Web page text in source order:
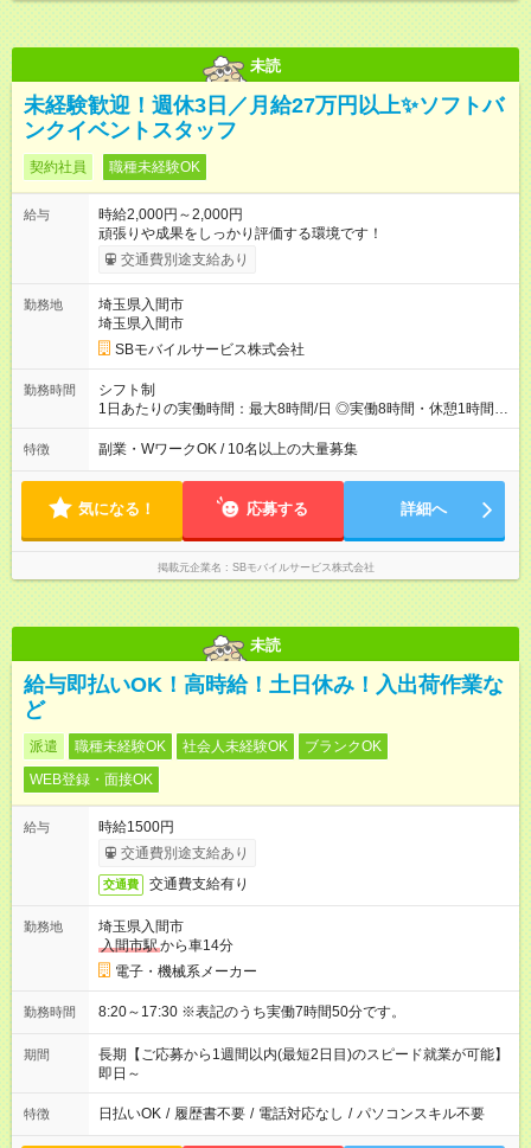
未読
未経験歓迎！週休3日／月給27万円以上✨ソフトバ
ンクイベントスタッフ
契約社員 職種未経験OK
給与
時給2,000円～2,000円
頑張りや成果をしっかり評価する環境です！
交通費別途支給あり
勤務地
埼玉県入間市
埼玉県入間市
SBモバイルサービス株式会社
勤務時間
シフト制
1日あたりの実働時間：最大8時間/日 ◎実働8時間・休憩1時間 ◎
残業は月平均5時間程度です
特徴 副業・WワークOK / 10名以上の大量募集
気になる！ 応募する 詳細へ
掲載元企業名 SBモバイルサービス株式会社
未読
給与即払いOK！高時給！土日休み！入出荷作業な
ど
派遣 職種未経験OK 社会人未経験OK
ブランクOK
WEB登録・面接OK
給与
時給1500円
交通費別途支給あり
交通費 交通費支給有り
勤務地
埼玉県入間市
入間市駅から車14分
電子・機械系メーカー
勤務時間 8:20～17:30 ※表記のうち実働7時間50分です。
期間
長期【ご応募から1週間以内(最短2日目)のスピード就業が可能】
即日～
特徴 日払いOK / 履歴書不要 / 電話対応なし / パソコンスキル不要